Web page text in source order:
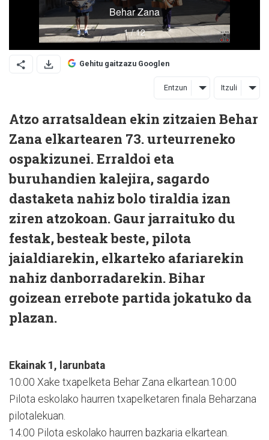
Gehitu gaitzazu Googlen
Entzun Itzuli
Atzo arratsaldean ekin zitzaien Behar
Zana elkartearen 73. urteurreneko
ospakizunei. Erraldoi eta
buruhandien kalejira, sagardo
dastaketa nahiz bolo tiraldia izan
ziren atzokoan. Gaur jarraituko du
festak, besteak beste, pilota
jaialdiarekin, elkarteko afariarekin
nahiz danborradarekin. Bihar
goizean errebote partida jokatuko da
plazan.
Ekainak 1, larunbata
10:00 Xake txapelketa Behar Zana elkartean.10:00
Pilota eskolako haurren txapelketaren finala Beharzana
pilotalekuan.
14:00 Pilota eskolako haurren bazkaria elkartean.